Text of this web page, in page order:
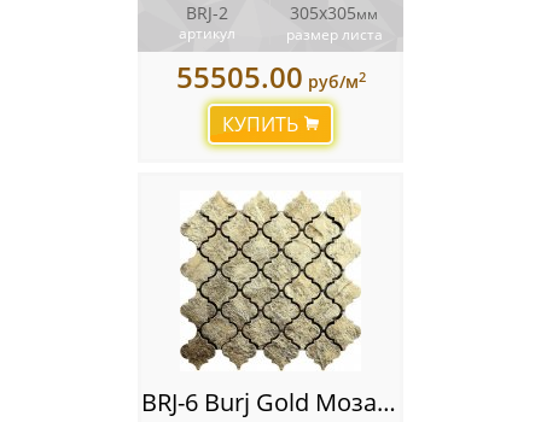
BRJ-2
артикул
305x305мм
размер листа
55505.00 руб/м2
КУПИТЬ
BRJ-6 Burj Gold Мозаика Artistic Stone Burj